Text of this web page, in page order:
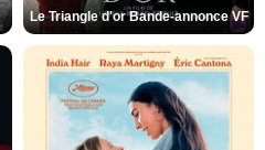
Le Triangle d'or Bande-annonce VF